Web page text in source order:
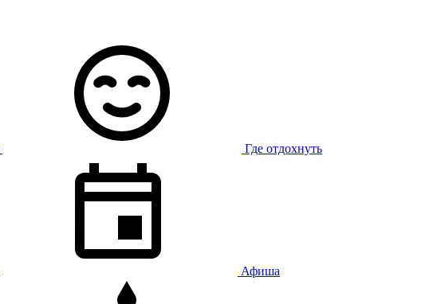
Где отдохнуть
Афиша